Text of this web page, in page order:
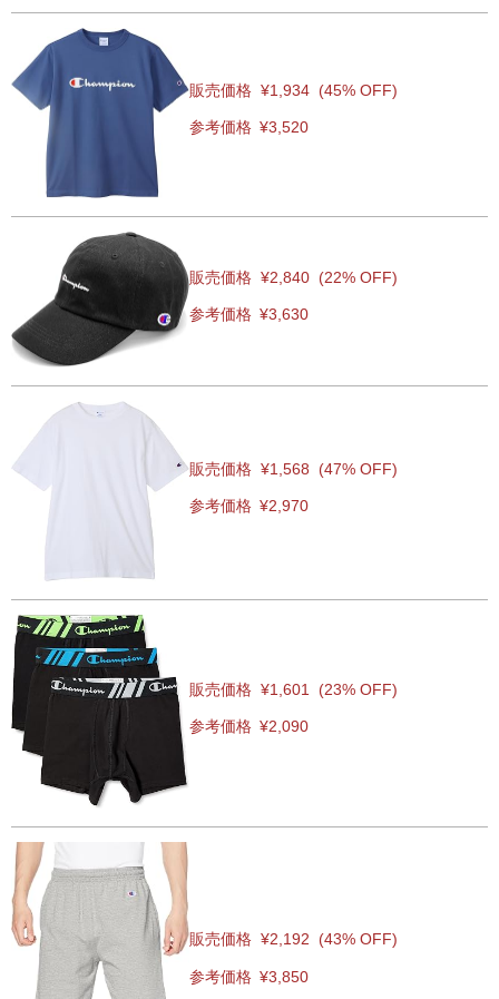
販売価格 ¥1,934 (45% OFF)
参考価格 ¥3,520
販売価格 ¥2,840 (22% OFF)
参考価格 ¥3,630
販売価格 ¥1,568 (47% OFF)
参考価格 ¥2,970
販売価格 ¥1,601 (23% OFF)
参考価格 ¥2,090
販売価格 ¥2,192 (43% OFF)
参考価格 ¥3,850